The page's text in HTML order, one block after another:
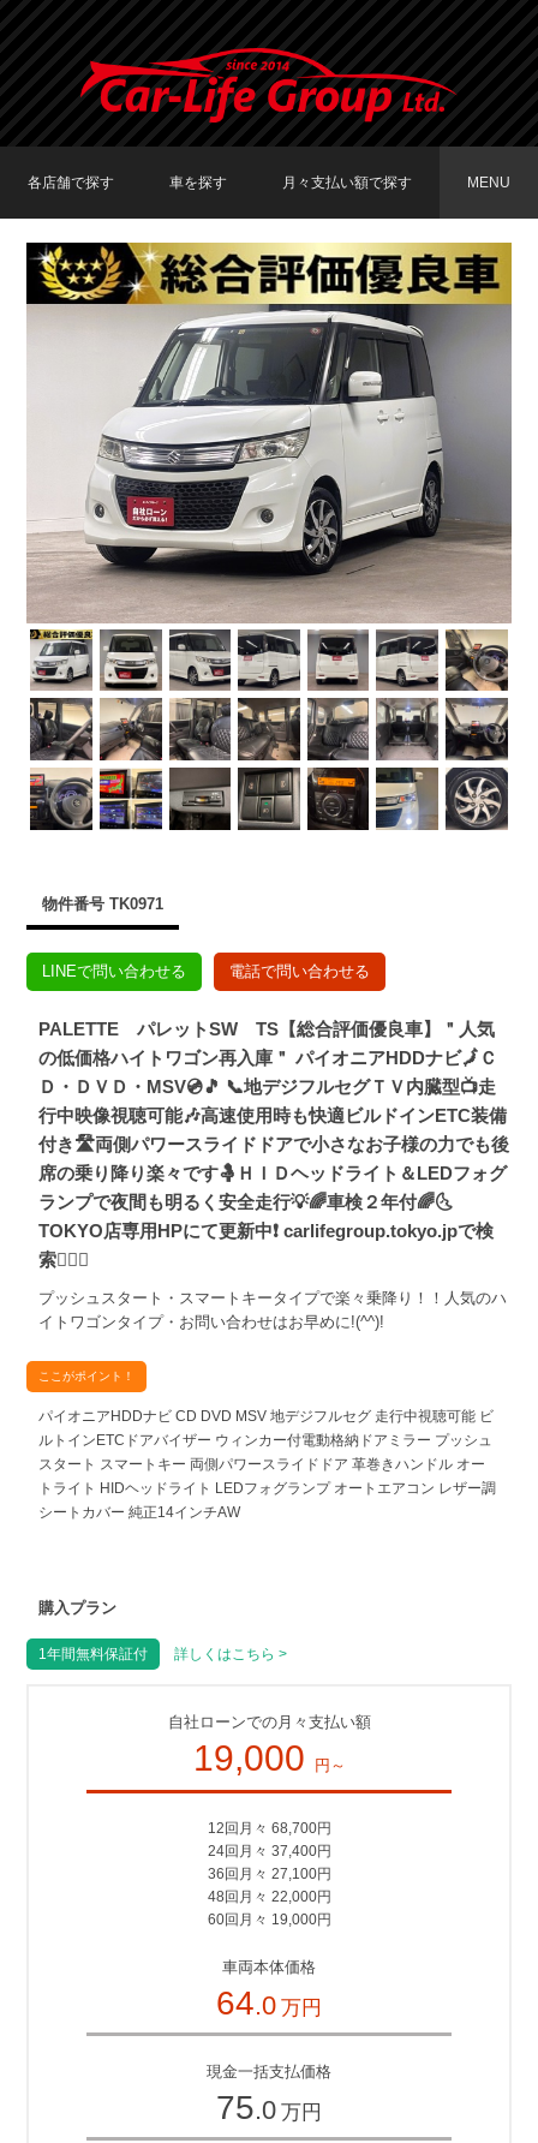
各店舗で探す
TOKYO店在庫車両
大阪店在庫車両
福岡店在庫車両
車を探す
車種で探す
メーカーで探す
月々支払い額で探す
〜19,999円
20,000円〜29,999円
30,000円〜39,999円
40,000円〜49,999円
50,000円〜
MENU
物件番号 TK0971
LINEで問い合わせる 電話で問い合わせる
PALETTE パレットSW TS【総合評価優良車】＂人気
の低価格ハイトワゴン再入庫＂ パイオニアHDDナビ🗾Ｃ
Ｄ・ＤＶＤ・MSV💿🎵 📞地デジフルセグＴＶ内臓型📺走
行中映像視聴可能🎶高速使用時も快適ビルドインETC装備
付き🛣️両側パワースライドドアで小さなお子様の力でも後
席の乗り降り楽々です🤱ＨＩＤヘッドライト＆LEDフォグ
ランプで夜間も明るく安全走行💡🌈車検２年付🌈🌜
TOKYO店専用HPにて更新中❗ carlifegroup.tokyo.jpで検
索🕵️‍♂️🌛
プッシュスタート・スマートキータイプで楽々乗降り！！人気のハ
イトワゴンタイプ・お問い合わせはお早めに!(^^)!
ここがポイント！
パイオニアHDDナビ CD DVD MSV 地デジフルセグ 走行中視聴可能 ビ
ルトインETCドアバイザー ウィンカー付電動格納ドアミラー プッシュ
スタート スマートキー 両側パワースライドドア 革巻きハンドル オー
トライト HIDヘッドライト LEDフォグランプ オートエアコン レザー調
シートカバー 純正14インチAW
購入プラン
1年間無料保証付 詳しくはこちら >
自社ローンでの月々支払い額
19,000 円～
12回月々 68,700円
24回月々 37,400円
36回月々 27,100円
48回月々 22,000円
60回月々 19,000円
車両本体価格
64.0 万円
現金一括支払価格
75.0 万円